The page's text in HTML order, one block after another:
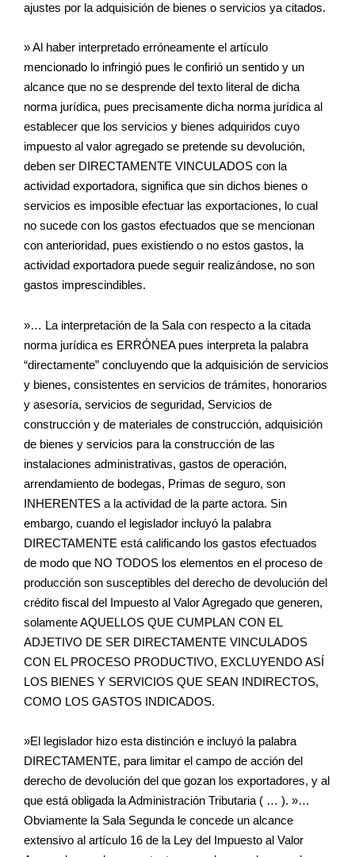
ajustes por la adquisición de bienes o servicios ya citados.
» Al haber interpretado erróneamente el artículo
mencionado lo infringió pues le confirió un sentido y un
alcance que no se desprende del texto literal de dicha
norma jurídica, pues precisamente dicha norma jurídica al
establecer que los servicios y bienes adquiridos cuyo
impuesto al valor agregado se pretende su devolución,
deben ser DIRECTAMENTE VINCULADOS con la
actividad exportadora, significa que sin dichos bienes o
servicios es imposible efectuar las exportaciones, lo cual
no sucede con los gastos efectuados que se mencionan
con anterioridad, pues existiendo o no estos gastos, la
actividad exportadora puede seguir realizándose, no son
gastos imprescindibles.
»… La interpretación de la Sala con respecto a la citada
norma jurídica es ERRÓNEA pues interpreta la palabra
“directamente” concluyendo que la adquisición de servicios
y bienes, consistentes en servicios de trámites, honorarios
y asesoría, servicios de seguridad, Servicios de
construcción y de materiales de construcción, adquisición
de bienes y servicios para la construcción de las
instalaciones administrativas, gastos de operación,
arrendamiento de bodegas, Primas de seguro, son
INHERENTES a la actividad de la parte actora. Sin
embargo, cuando el legislador incluyó la palabra
DIRECTAMENTE está calificando los gastos efectuados
de modo que NO TODOS los elementos en el proceso de
producción son susceptibles del derecho de devolución del
crédito fiscal del Impuesto al Valor Agregado que generen,
solamente AQUELLOS QUE CUMPLAN CON EL
ADJETIVO DE SER DIRECTAMENTE VINCULADOS
CON EL PROCESO PRODUCTIVO, EXCLUYENDO ASÍ
LOS BIENES Y SERVICIOS QUE SEAN INDIRECTOS,
COMO LOS GASTOS INDICADOS.
»El legislador hizo esta distinción e incluyó la palabra
DIRECTAMENTE, para limitar el campo de acción del
derecho de devolución del que gozan los exportadores, y al
que está obligada la Administración Tributaria ( … ). »…
Obviamente la Sala Segunda le concede un alcance
extensivo al artículo 16 de la Ley del Impuesto al Valor